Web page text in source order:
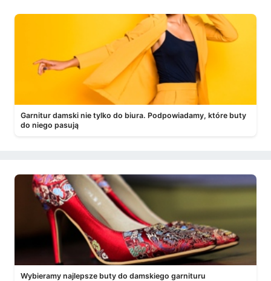
Garnitur damski nie tylko do biura. Podpowiadamy, które buty
do niego pasują
Wybieramy najlepsze buty do damskiego garnituru